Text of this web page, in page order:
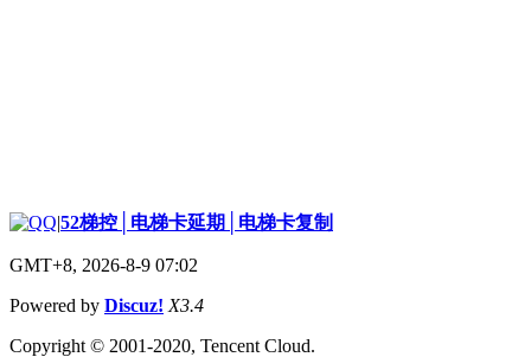
|52梯控│电梯卡延期│电梯卡复制
GMT+8, 2026-8-9 07:02
Powered by Discuz! X3.4
Copyright © 2001-2020, Tencent Cloud.